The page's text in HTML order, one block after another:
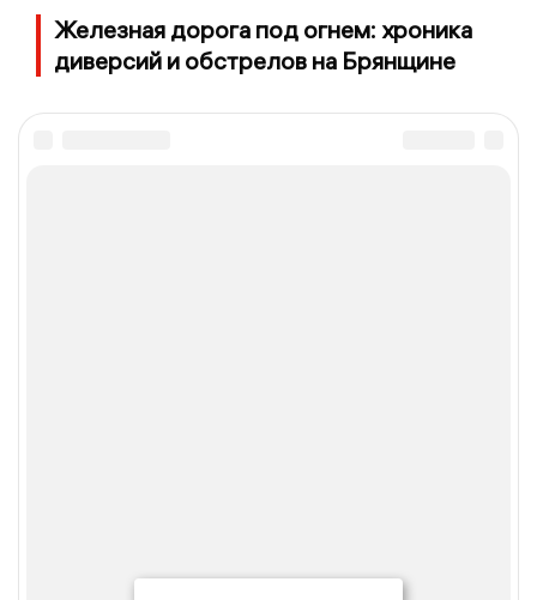
Железная дорога под огнем: хроника
диверсий и обстрелов на Брянщине